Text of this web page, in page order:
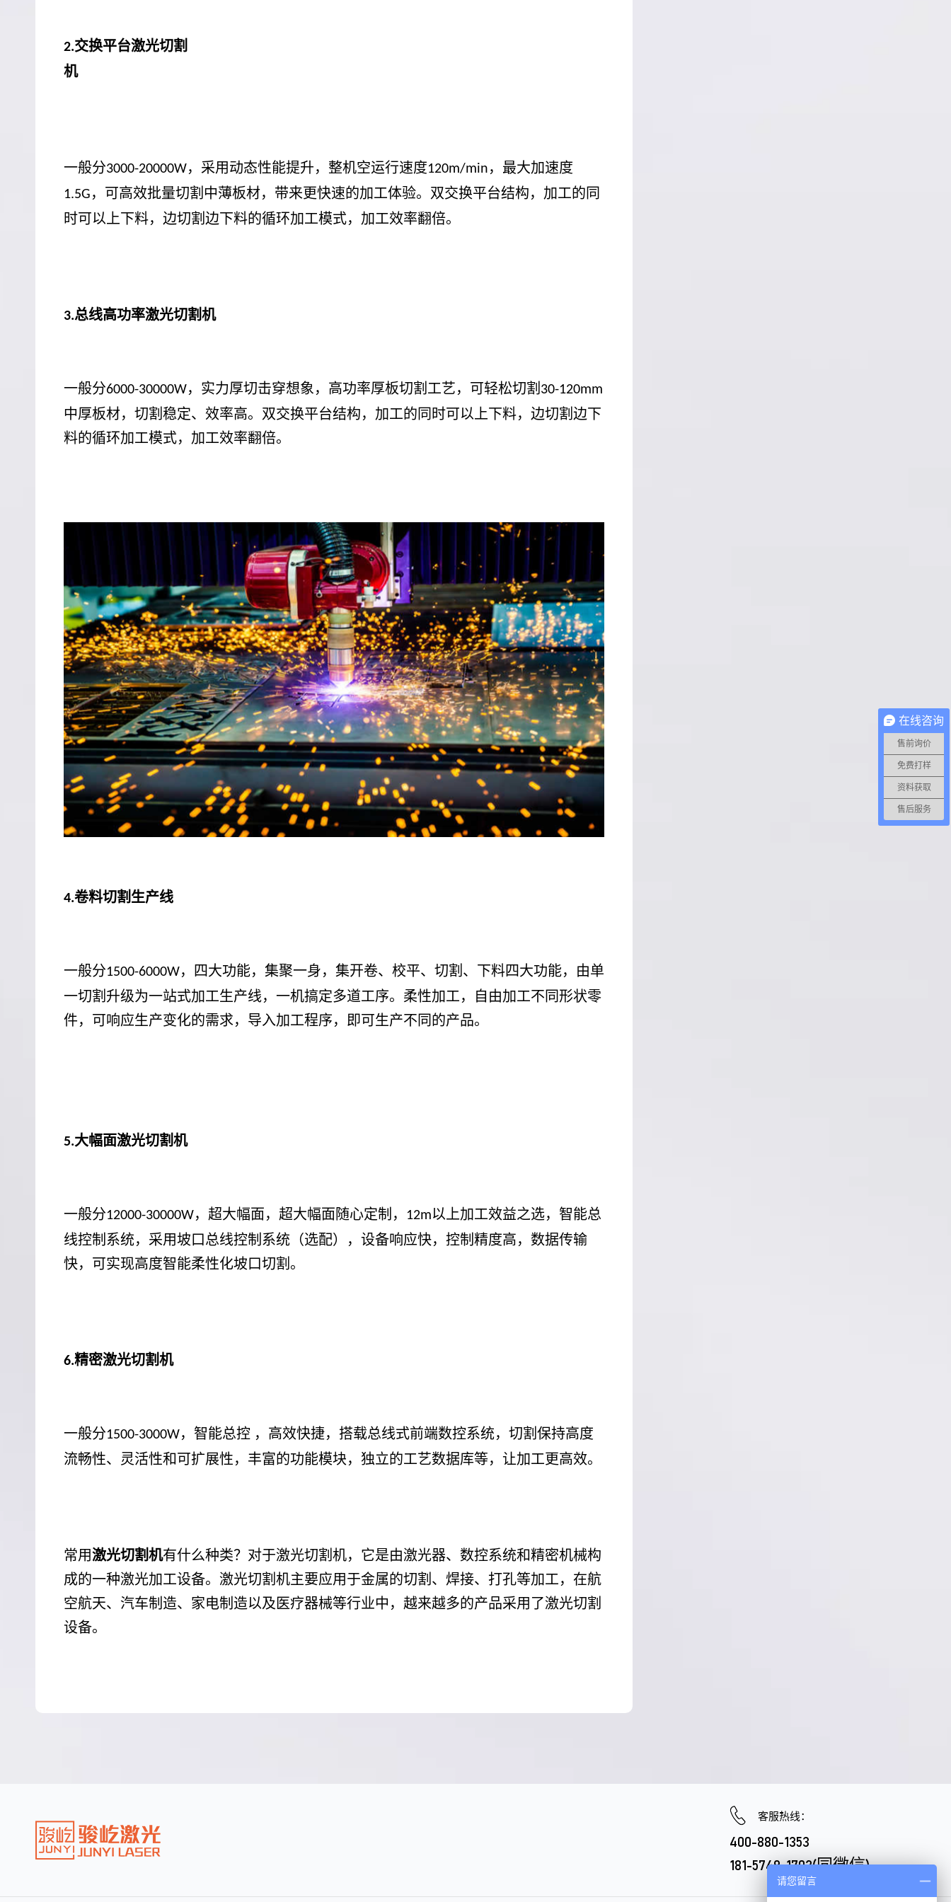
2.交换平台激光切割
机
一般分3000-20000W，采用动态性能提升，整机空运行速度120m/min ，最大加速度
1.5G ，可高效批量切割中薄板材，带来更快速的加工体验。双交换平台结构，加工的同
时可以上下料，边切割边下料的循环加工模式，加工效率翻倍。
3.总线高功率激光切割机
一般分6000-30000W，实力厚切击穿想象，高功率厚板切割工艺，可轻松切割 30-120mm
中厚板材，切割稳定、效率高。双交换平台结构，加工的同时可以上下料，边切割边下
料的循环加工模式，加工效率翻倍。
4.卷料切割生产线
一般分1500-6000W，四大功能，集聚一身，集开卷、校平、切割、下料四大功能，由单
一切割升级为一站式加工生产线，一机搞定多道工序。柔性加工，自由加工不同形状零
件，可响应生产变化的需求，导入加工程序，即可生产不同的产品。
5.大幅面激光切割机
一般分12000-30000W，超大幅面，超大幅面随心定制， 12m以上加工效益之选，智能总
线控制系统，采用坡口总线控制系统（选配），设备响应快，控制精度高，数据传输
快，可实现高度智能柔性化坡口切割。
6.精密激光切割机
一般分1500-3000W，智能总控 ，高效快捷，搭载总线式前端数控系统，切割保持高度
流畅性、灵活性和可扩展性，丰富的功能模块，独立的工艺数据库等，让加工更高效。
常用激光切割机有什么种类？对于激光切割机，它是由激光器、数控系统和精密机械构
成的一种激光加工设备。激光切割机主要应用于金属的切割、焊接、打孔等加工，在航
空航天、汽车制造、家电制造以及医疗器械等行业中，越来越多的产品采用了激光切割
设备。
客服热线：
400-880-1353
181-5749-1702(同微信)
在线咨询
售前询价
免费打样
资料获取
售后服务
请您留言